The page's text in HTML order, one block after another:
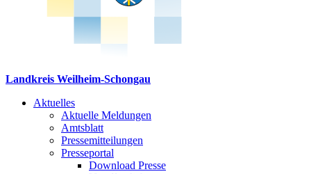
Landkreis Weilheim-Schongau
Aktuelles
Aktuelle Meldungen
Amtsblatt
Pressemitteilungen
Presseportal
Download Presse